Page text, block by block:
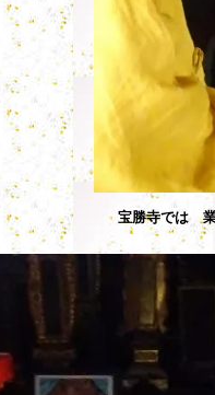
宝勝寺では